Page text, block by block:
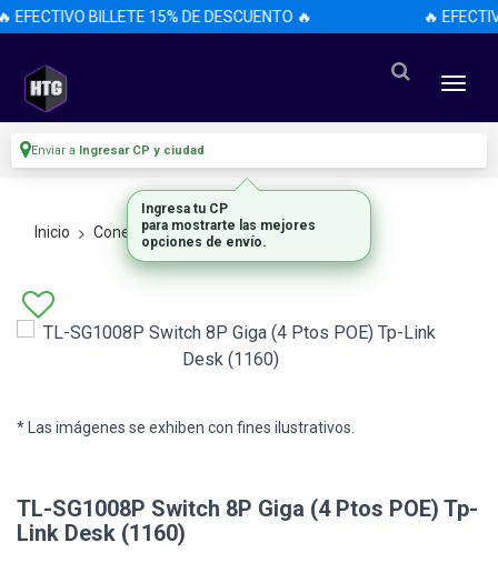
EFECTIVO BILLETE 15% DE DESCUENTO 🔥 🔥
Enviar a Ingresar CP y ciudad
Inicio Conectividad Y Redes Switches
* Las imágenes se exhiben con fines ilustrativos.
TL-SG1008P Switch 8P Giga (4 Ptos POE) Tp-
Link Desk (1160)
Ingresa tu CP
para mostrarte las mejores
opciones de envío.